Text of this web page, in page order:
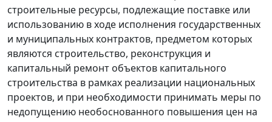
строительные ресурсы, подлежащие поставке или
использованию в ходе исполнения государственных
и муниципальных контрактов, предметом которых
являются строительство, реконструкция и
капитальный ремонт объектов капитального
строительства в рамках реализации национальных
проектов, и при необходимости принимать меры по
недопущению необоснованного повышения цен на